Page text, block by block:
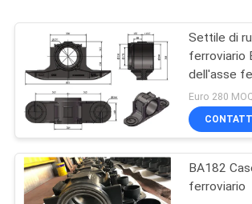
Settile di
ferroviario
dell'asse
Casella del
ferroviario
Euro 280
BA182
ferroviario